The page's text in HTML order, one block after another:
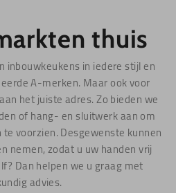
thuis
inbouwkeukens in iedere stijl en
A-merken. Maar ook voor
het juiste adres. Zo bieden we
of hang- en sluitwerk aan om
voorzien. Desgewenste kunnen
nemen, zodat u uw handen vrij
Dan helpen we u graag met
advies.